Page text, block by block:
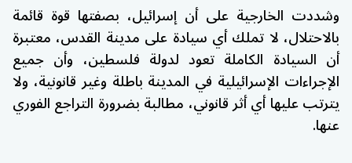
وشددت الخارجية على أن إسرائيل، بصفتها قوة قائمة
بالاحتلال، لا تملك أي سيادة على مدينة القدس، معتبرة
أن السيادة الكاملة تعود لدولة فلسطين، وأن جميع
الإجراءات الإسرائيلية في المدينة باطلة وغير قانونية، ولا
يترتب عليها أي أثر قانوني، مطالبة بضرورة التراجع الفوري
عنها.